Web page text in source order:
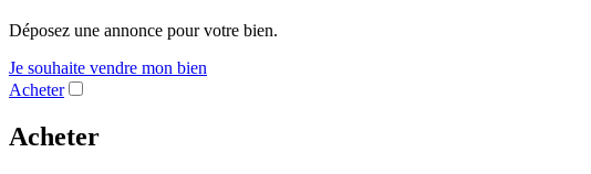
Déposez une annonce pour votre bien.
Je souhaite vendre mon bien
Acheter
Acheter